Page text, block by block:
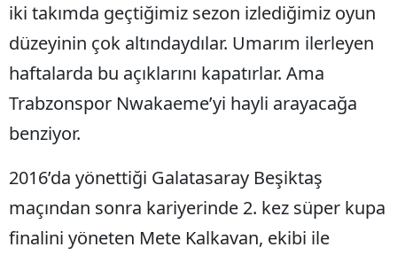
iki takımda geçtiğimiz sezon izlediğimiz oyun
düzeyinin çok altındaydılar. Umarım ilerleyen
haftalarda bu açıklarını kapatırlar. Ama
Trabzonspor Nwakaeme’yi hayli arayacağa
benziyor.
2016’da yönettiği Galatasaray Beşiktaş
maçından sonra kariyerinde 2. kez süper kupa
finalini yöneten Mete Kalkavan, ekibi ile